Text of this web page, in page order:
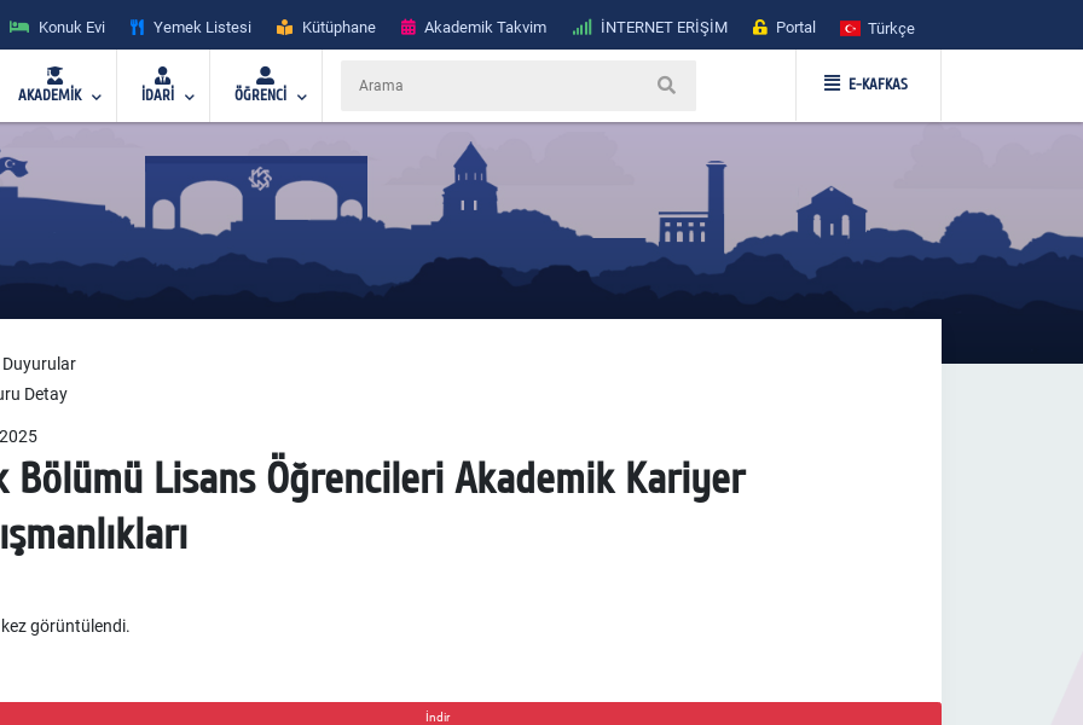
Konuk Evi Yemek Listesi Kütüphane Akademik Takvim İNTERNET ERİŞİM Portal Türkçe
AKADEMİK İDARİ ÖĞRENCİ
E-KAFKAS
Duyurular
Detay
2025
Bölümü Lisans Öğrencileri Akademik Kariyer
görüntülendi.
İndir